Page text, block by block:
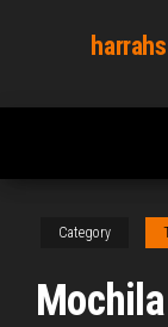
content
Category